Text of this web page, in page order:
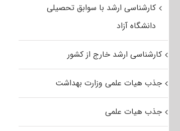
کارشناسی ارشد با سوابق تحصیلی
دانشگاه آزاد
کارشناسی ارشد خارج از کشور
جذب هیات علمی وزارت بهداشت
جذب هیات علمی